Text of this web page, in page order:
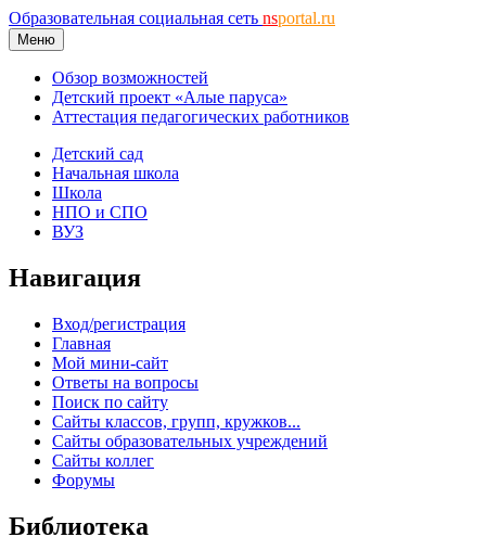
Образовательная социальная сеть nsportal.ru
Меню
Обзор возможностей
Детский проект «Алые паруса»
Аттестация педагогических работников
Детский сад
Начальная школа
Школа
НПО и СПО
ВУЗ
Навигация
Вход/регистрация
Главная
Мой мини-сайт
Ответы на вопросы
Поиск по сайту
Сайты классов, групп, кружков...
Сайты образовательных учреждений
Сайты коллег
Форумы
Библиотека